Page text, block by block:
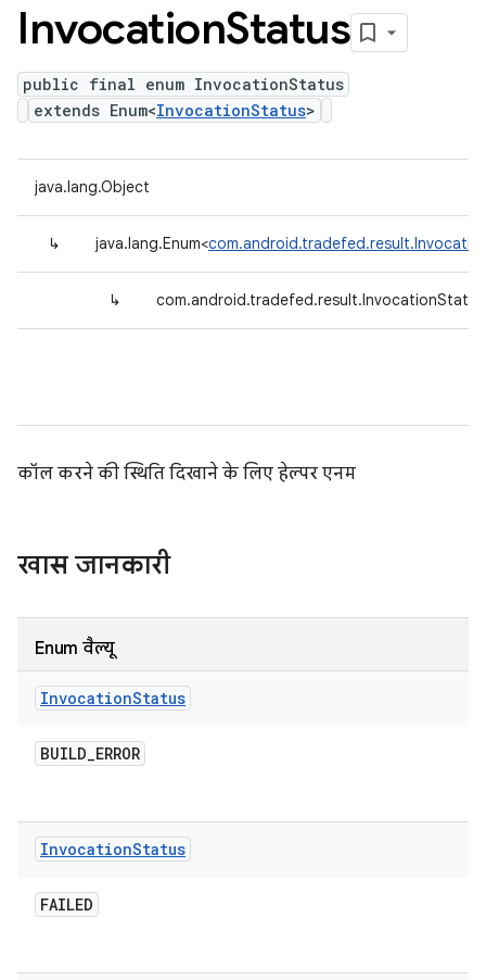
InvocationStatus
public final enum InvocationStatus
extends Enum<InvocationStatus>
java.lang.Object
↳ java.lang.Enum<
↳ com.android.tradefed.result.InvocationStatus
कॉल करने की स्थिति दिखाने के लिए हेल्पर एनम
खास जानकारी
Enum वैल्यू
InvocationStatus
BUILD_ERROR
InvocationStatus
FAILED